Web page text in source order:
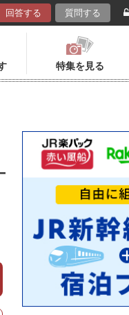
回答する 質問する
特集を見る